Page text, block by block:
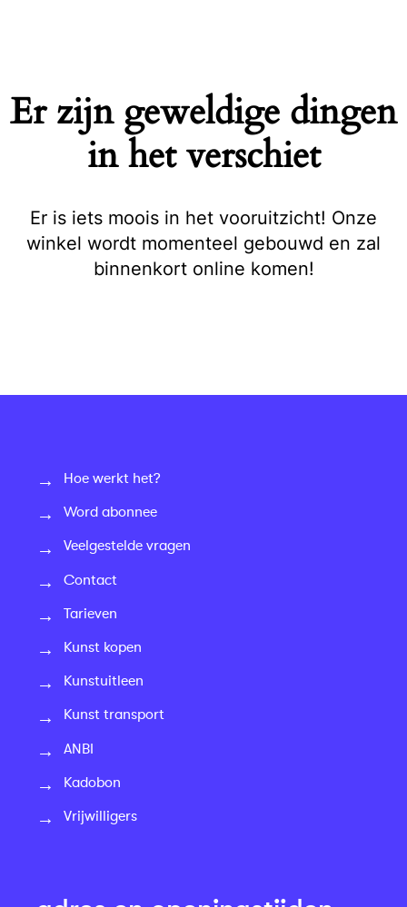
Er zijn geweldige dingen
in het verschiet
Er is iets moois in het vooruitzicht! Onze
winkel wordt momenteel gebouwd en zal
binnenkort online komen!
Hoe werkt het?
Word abonnee
Veelgestelde vragen
Contact
Tarieven
Kunst kopen
Kunstuitleen
Kunst transport
ANBI
Kadobon
Vrijwilligers